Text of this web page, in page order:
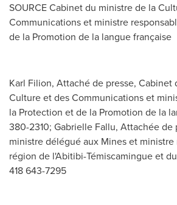
SOURCE Cabinet du ministre de la
Communications et ministre
de la Promotion de la langue française
Karl Filion, Attaché de presse, Cabinet
Culture et des Communications et
la Protection et de la Promotion de la
380-2310; Gabrielle Fallu, Attachée de
ministre délégué aux Mines et
région de l'Abitibi-Témiscamingue et
418 643-7295